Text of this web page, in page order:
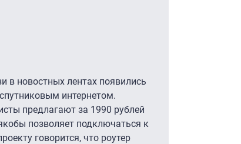
в новостных лентах появились
интернетом.
предлагают за 1990 рублей
позволяет подключаться к
говорится, что роутер